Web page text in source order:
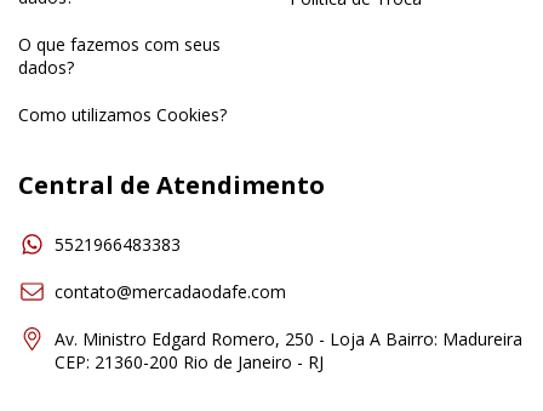
O que fazemos com seus
dados?
Como utilizamos Cookies?
Central de Atendimento
5521966483383
contato@mercadaodafe.com
Av. Ministro Edgard Romero, 250 - Loja A Bairro: Madureira
CEP: 21360-200 Rio de Janeiro - RJ